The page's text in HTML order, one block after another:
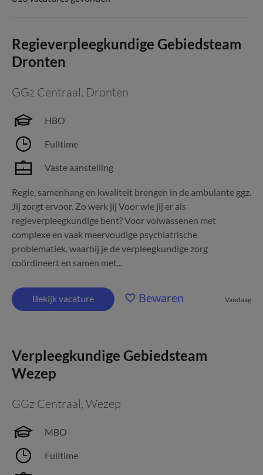
Regieverpleegkundige Gebiedsteam
Dronten
GGz Centraal, Dronten
HBO
Fulltime
Vaste aanstelling
Regie, samenhang en kwaliteit brengen in de ambulante ggz.
Jij zorgt ervoor. Zo werk jij Voor wie jij er als
regieverpleegkundige bent? Voor volwassenen met
complexe en vaak meervoudige psychiatrische
problematiek, waarbij je de verpleegkundige zorg
coördineert en samen met...
Bekijk vacature Bewaren Vandaag
Verpleegkundige Gebiedsteam
Wezep
GGz Centraal, Wezep
MBO
Fulltime